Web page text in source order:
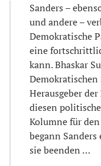
Sanders –
und andere –
Demokratische
eine
kann. Bhaskar
Herausgeber
diesen
Kolumne für
begann
sie beenden …